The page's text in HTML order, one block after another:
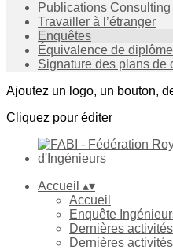
Publications
Travailler à l’étranger
Enquêtes
Équivalence de
Signature des plans de
Ajoutez un logo, un bouton,
Cliquez pour éditer
Accueil ▴▾
Accueil
Enquête
Dernières activités
Dernières